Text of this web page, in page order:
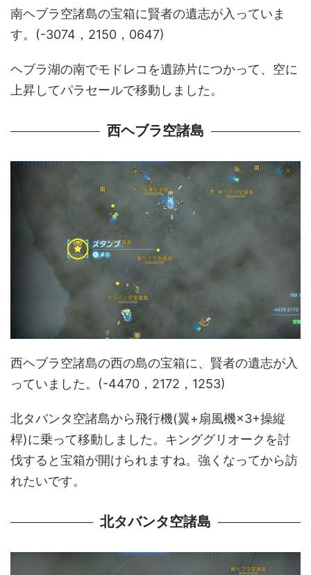
南ヘブラ空諸島の宝箱に賢者の遺志が入っていま
す。(-3074，2150，0647)
ヘブラ湖の南でモドレコを遺跡片につかって、空に
上昇してパラセールで移動しました。
西ヘブラ空諸島
西ヘブラ空諸島の西の島の宝箱に、賢者の遺志が入
っていました。(-4470，2172，1253)
北タバンタ空諸島から飛行機(翼+扇風機×3+操縦
桿)に乗って移動しました。キンググリオークを討
伐すると宝箱が開けられますね。強くなってから訪
れたいです。
北タバンタ空諸島